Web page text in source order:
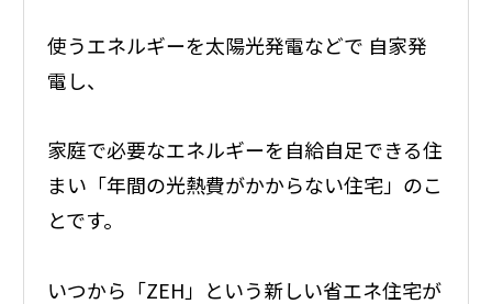
使うエネルギーを太陽光発電などで 自家発
電し、
家庭で必要なエネルギーを自給自足できる住
まい「年間の光熱費がかからない住宅」のこ
とです。
いつから「ZEH」という新しい省エネ住宅が